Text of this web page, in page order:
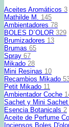
Aceites Aromáticos 3
Mathilde M. 145
Ambientadores 78
BOLES D`OLOR 329
Brumizadores 13
Brumas 65
Spray 67
Mikado 28
Mini Resinas 10
Recambios Mikado
Petit Mikado 11
Ambientador Coche
Sachet y Mini Sachet
Esencia Botanicals 2
Aceite de Perfume
Inciensos Boles